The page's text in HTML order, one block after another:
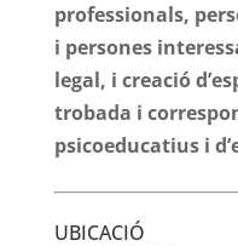
professionals,
i persones
legal, i creació
trobada i
psicoeducatius i
UBICACIÓ